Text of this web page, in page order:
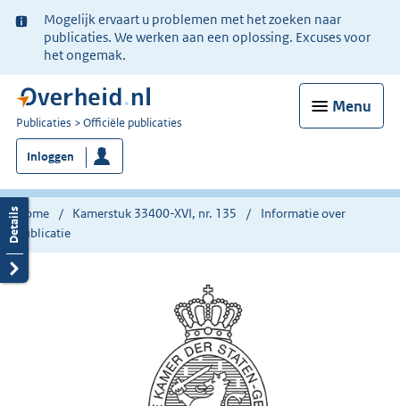
Ter
informatie:
Mogelijk ervaart u problemen met het zoeken naar
publicaties. We werken aan een oplossing. Excuses voor
het ongemak.
Menu
U
bent
nu
hier:
Publicaties Officiële publicaties
Inloggen
Home Kamerstuk 33400-XVI, nr. 135
Informatie over
publicatie